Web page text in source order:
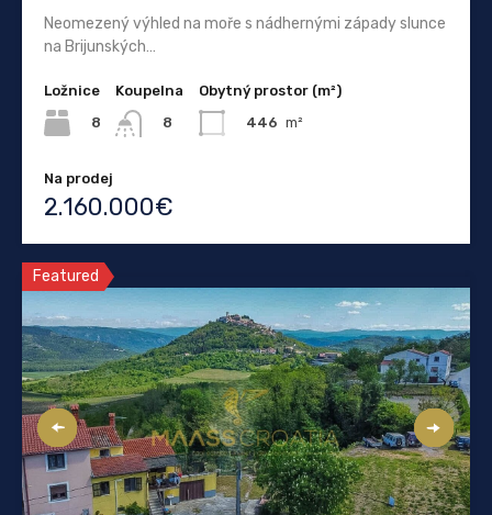
Neomezený výhled na moře s nádhernými západy slunce
na Brijunských…
Ložnice
8
Koupelna
8
Obytný prostor (m²)
446 m²
Na prodej
2.160.000€
Featured